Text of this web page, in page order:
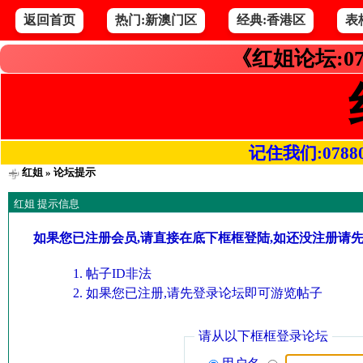
返回首页 热门:新澳门区 经典:香港区 表
《红姐论坛
记住我们
红姐» 论坛提示
红姐 提示信息
如果您已注册会员,请直接在底下框框登陆,如还没注册请
帖子ID非法
如果您已注册,请先登录论坛即可游览帖子
请从以下框框登录论坛